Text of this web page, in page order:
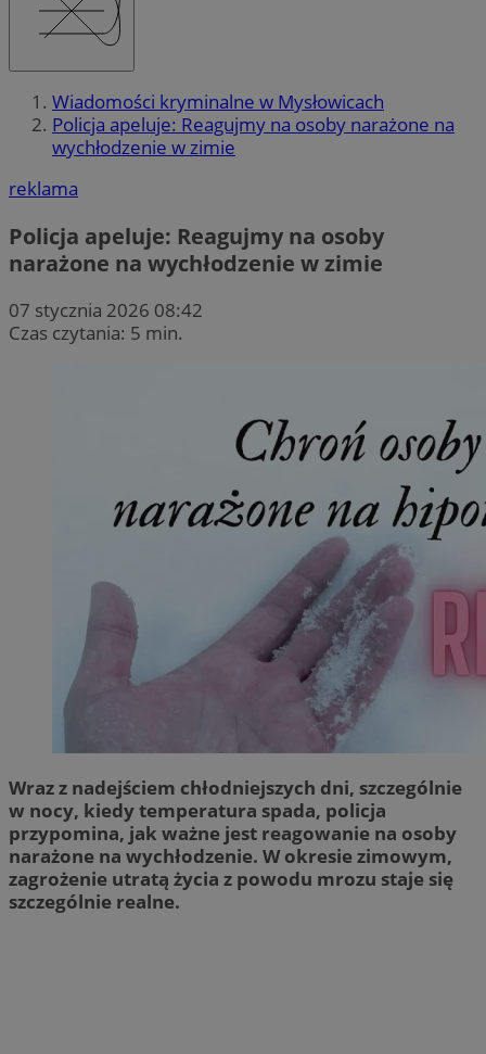
Wiadomości kryminalne w Mysłowicach
Policja apeluje: Reagujmy na osoby narażone na
wychłodzenie w zimie
reklama
Policja apeluje: Reagujmy na osoby
narażone na wychłodzenie w zimie
07 stycznia 2026 08:42
Czas czytania: 5 min.
Wraz z nadejściem chłodniejszych dni, szczególnie
w nocy, kiedy temperatura spada, policja
przypomina, jak ważne jest reagowanie na osoby
narażone na wychłodzenie. W okresie zimowym,
zagrożenie utratą życia z powodu mrozu staje się
szczególnie realne.